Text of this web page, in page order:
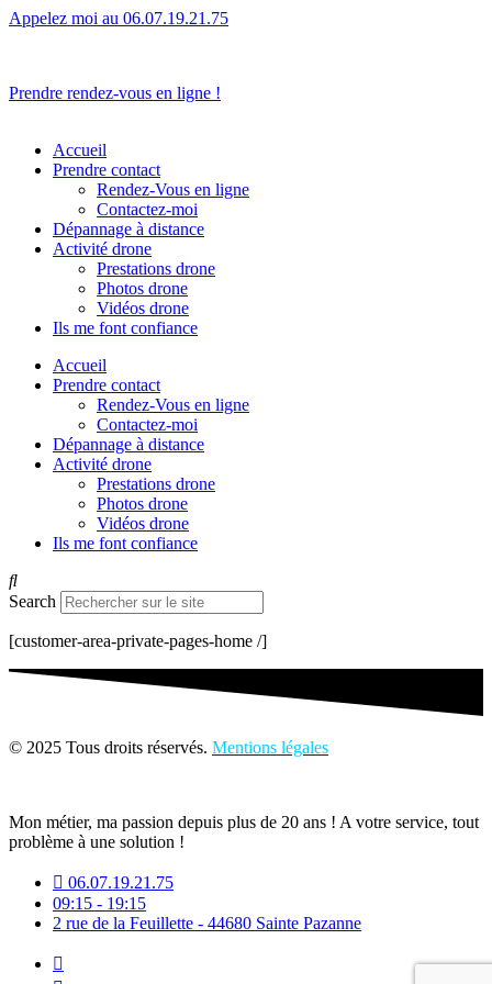
Appelez moi au 06.07.19.21.75
Prendre rendez-vous en ligne !
Accueil
Prendre contact
Rendez-Vous en ligne
Contactez-moi
Dépannage à distance
Activité drone
Prestations drone
Photos drone
Vidéos drone
Ils me font confiance
Accueil
Prendre contact
Rendez-Vous en ligne
Contactez-moi
Dépannage à distance
Activité drone
Prestations drone
Photos drone
Vidéos drone
Ils me font confiance
Search
[customer-area-private-pages-home /]
© 2025 Tous droits réservés. Mentions légales
Mon métier, ma passion depuis plus de 20 ans ! A votre service, tout
problème à une solution !
06.07.19.21.75
09:15 - 19:15
2 rue de la Feuillette - 44680 Sainte Pazanne